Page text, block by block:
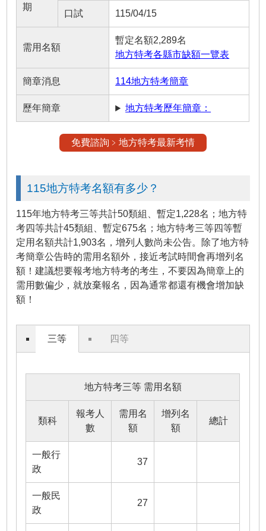
期
口試 115/04/15
需用名額
暫定名額2,289名
地方特考各縣市缺額一覽表
簡章消息 114地方特考簡章
歷年簡章 地方特考歷年簡章：
免費諮詢﹥地方特考最新考情
115地方特考名額有多少？
115年地方特考三等共計50類組、暫定1,228名；地方特
考四等共計45類組、暫定675名；地方特考三等四等暫
定用名額共計1,903名，增列人數尚未公告。除了地方特
考簡章公告時的需用名額外，接近考試時間會再增列名
額！建議想要報考地方特考的考生，不要因為簡章上的
需用數偏少，就放棄報名，因為通常都還有機會增加缺
額！
三等 四等
地方特考三等 需用名額
類科
報考人
數
需用名
額
增列名
額
總計
一般行
政
37
一般民
政
27